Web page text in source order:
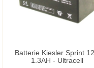
Batterie Kiesler Sprint
1.3AH - Ultracell